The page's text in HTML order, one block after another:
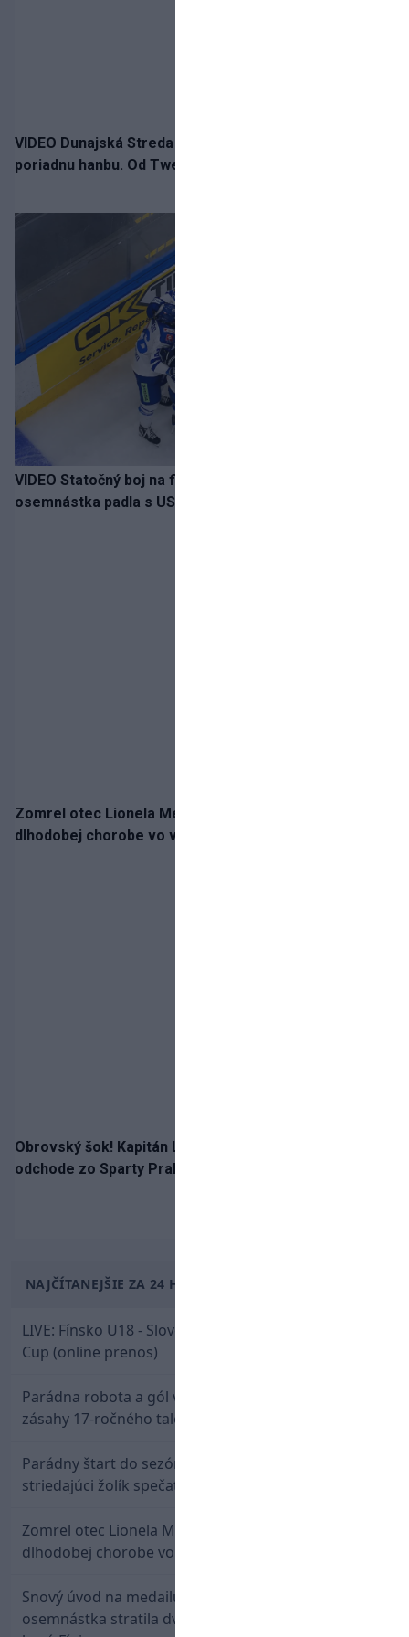
VIDEO Dunajská Streda si narobila v Holandsku
poriadnu hanbu. Od Twente inkasovala poltucet
VIDEO Statočný boj na finále nestačil: Slovenská
osemnástka padla s USA a zabojuje o bronz
Zomrel otec Lionela Messiho. Jorge podľahol
dlhodobej chorobe vo veku 68 rokov
Obrovský šok! Kapitán Lukáš Haraslín je údajne na
odchode zo Sparty Praha
NAJČÍTANEJŠIE ZA 24 HODÍN
LIVE: Fínsko U18 - Slovensko U18 / Hlinka-Gretzky
Cup (online prenos)
Parádna robota a gól v oslabení! Pozrite si oba
zásahy 17-ročného talentu Rychlíka proti USA
Parádny štart do sezóny: Rýchlik Boženík ako
striedajúci žolík spečatil postup Stoke
Zomrel otec Lionela Messiho. Jorge podľahol
dlhodobej chorobe vo veku 68 rokov
Snový úvod na medailu nestačil: Slovenská
osemnástka stratila dvojgólový náskok a bronz